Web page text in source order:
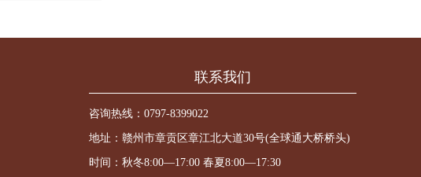
联系我们
咨询热线： 0797-8399022
地址：赣州市章贡区章江北大道30号(全球通大桥桥头)
时间：秋冬8:00—17:00 春夏8:00—17:30